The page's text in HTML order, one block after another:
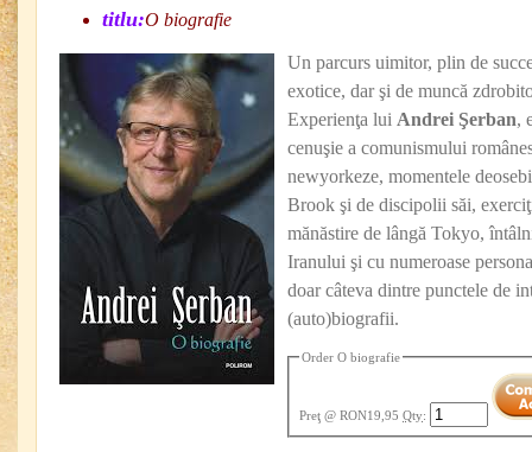
titlu:O biografie
Un parcurs uimitor, plin de
exotice, dar şi de muncă
Experienţa lui Andrei Şerban,
cenuşie a comunismului
newyorkeze, momentele
Brook şi de discipolii săi,
mănăstire de lângă Tokyo,
Iranului şi cu numeroase
doar câteva dintre punctele de
(auto)biografii.
Order O biografie
Preţ @ RON19,95 Qty: